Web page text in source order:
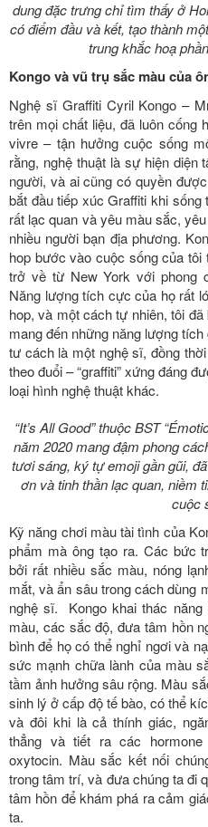
dung đặc trưng chỉ tìm thấy ở
có điểm đầu và kết, tạo thành
trung khắc hoạ
Kongo và vũ trụ sắc màu của
Nghệ sĩ Graffiti Cyril Kongo –
trên mọi chất liệu, đã luôn cống
vivre – tận hưởng cuộc sống
rằng, nghệ thuật là sự hiện diện
người, và ai cũng có quyền
bắt đầu tiếp xúc Graffiti khi
rất lạc quan và yêu màu sắc,
nhiều người bạn địa phương.
hop bước vào cuộc sống của
trở về từ New York với phong
Năng lượng tích cực của họ rất
hop, và một cách tự nhiên, tôi
mang đến những năng lượng
tư cách là một nghệ sĩ, đồng
theo đuổi – “graffiti” xứng đáng
loại hình nghệ thuật khác.
“It’s All Good” thuộc BST
năm 2020 mang đậm phong
tươi sáng, ký tự emoji gần gũi,
ơn và tinh thần lạc quan, niềm
cuộc
Kỹ năng chơi màu tài tình của
phẩm mà ông tạo ra. Các bức
bởi rất nhiều sắc màu, nóng
mắt, và ẩn sâu trong cách dùng
nghệ sĩ. Kongo khai thác
màu, các sắc độ, đưa tâm hồn
bình để họ có thể nghỉ ngơi và
sức mạnh chữa lành của màu
tầm ảnh hưởng sâu rộng. Màu
sinh lý ở cấp độ tế bào, có thể
và đôi khi là cả thính giác,
thẳng và tiết ra các
oxytocin. Màu sắc kết nối
trong tâm trí, và đưa chúng ta đi
tâm hồn để khám phá ra cảm
ta.